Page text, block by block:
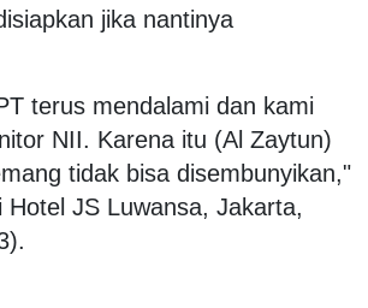
jika nantinya
terus mendalami dan kami
NII. Karena itu (Al Zaytun)
tidak bisa disembunyikan,"
Hotel JS Luwansa, Jakarta,